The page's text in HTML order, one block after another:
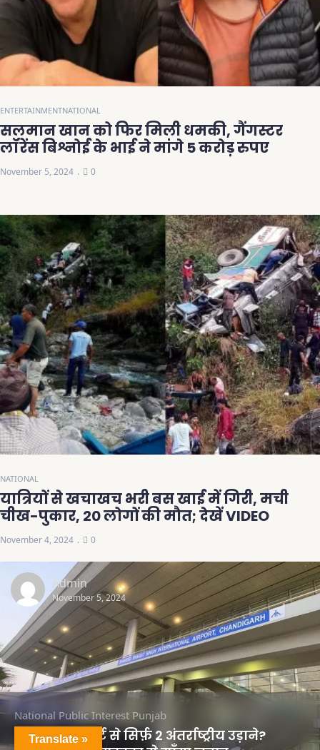
ENTERTAINMENTNATIONAL
सलमान खान को फिर मिली धमकी, गैंगस्टर
लॉरेंस बिश्नोई के भाई ने मांगे 5 करोड़ रुपए
November 5, 2024 0
NATIONAL
यात्रियों से खचाखच भरी बस खाई में गिरी, मची
चीख-पुकार, 20 लोगों की मौत; देखें VIDEO
November 4, 2024 0
Admin
November 5, 2024
National Public Interest Punjab
चंडीगढ़ एयरपोर्ट से सिर्फ़ 2 अंतर्राष्ट्रीय उड़ाने?
Translate »